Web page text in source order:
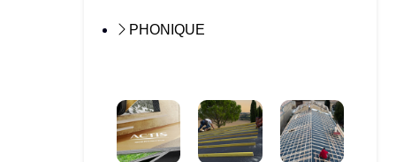
PHONIQUE